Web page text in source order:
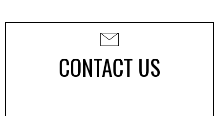
CONTACT US